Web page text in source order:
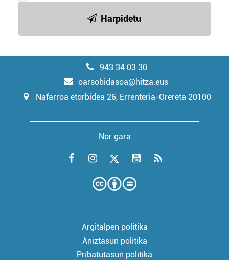
Harpidetu
943 34 03 30
oarsobidasoa@hitza.eus
Nafarroa etorbidea 26, Errenteria-Orereta 20100
Nor gara
Argitalpen politika
Aniztasun politika
Pribatutasun politika